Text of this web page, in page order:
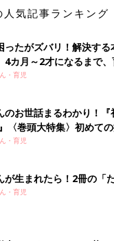
気記事ランキング
ったがズバリ！解決す
カ月～2才になるまで、
！
・育児
のお世話まるわかり！
〈巻頭大特集〉初めて
ぱい・ミルクの基本と夏
・育児
が生まれたら！2冊の「
・育児